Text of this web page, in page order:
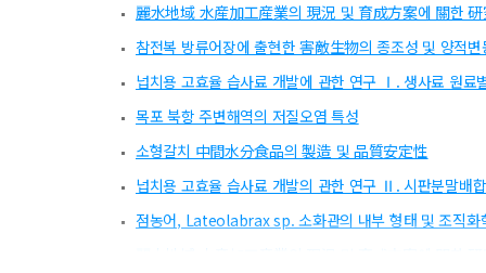
麗水地域 水産加工産業의 現況 및 育成方案에 關한
참전복 방류어장에 출현한 害敵生物의 종조성 및 양적변
넙치용 고효율 습사료 개발에 관한 연구 Ⅰ. 생사료 원료
목포 북항 주변해역의 저질오염 특성
소형갈치 中間水分食品의 製造 및 品質安定性
넙치용 고효율 습사료 개발의 관한 연구 Ⅱ. 시판분말배
점농어, Lateolabrax sp. 소화관의 내부 형태 및 조직화